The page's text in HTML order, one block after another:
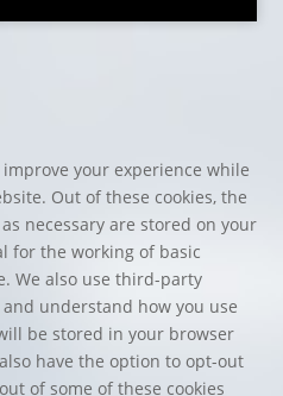
your experience while
Out of these cookies, the
necessary are stored on your
for the working of basic
We also use third-party
understand how you use
be stored in your browser
have the option to opt-out
of some of these cookies